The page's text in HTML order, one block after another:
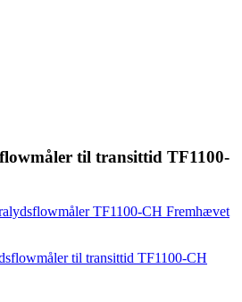
til transittid TF1100-